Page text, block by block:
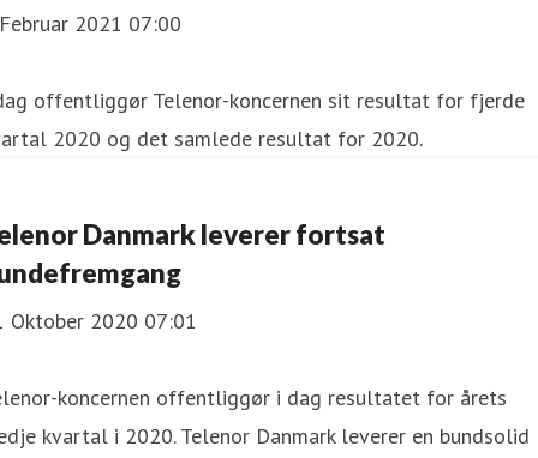
2021 07:00
offentliggør Telenor-koncernen sit resultat for fjerde
2020 og det samlede resultat for 2020.
Danmark leverer fortsat
Oktober 2020 07:01
koncernen offentliggør i dag resultatet for årets
kvartal i 2020. Telenor Danmark leverer en bundsolid